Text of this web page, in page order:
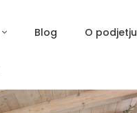
Blog O podjetju